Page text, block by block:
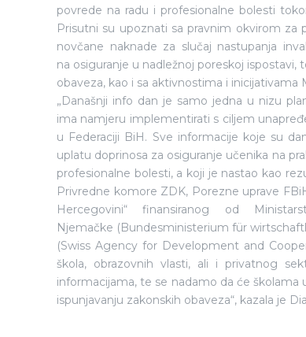
povrede na radu i profesionalne bolesti
Prisutni su upoznati sa pravnim okvirom za
novčane naknade za slučaj nastupanja
na osiguranje u nadležnoj poreskoj
obaveza, kao i sa aktivnostima i
„Današnji info dan je samo jedna u nizu
ima namjeru implementirati s ciljem
u Federaciji BiH. Sve informacije koje su
uplatu doprinosa za osiguranje učenika na
profesionalne bolesti, a koji je nastao kao
Privredne komore ZDK, Porezne uprave
Hercegovini“ finansiranog od
Njemačke (Bundesministerium für
(Swiss Agency for Development and
škola, obrazovnih vlasti, ali i privatnog
informacijama, te se nadamo da će
ispunjavanju zakonskih obaveza“, kazala je